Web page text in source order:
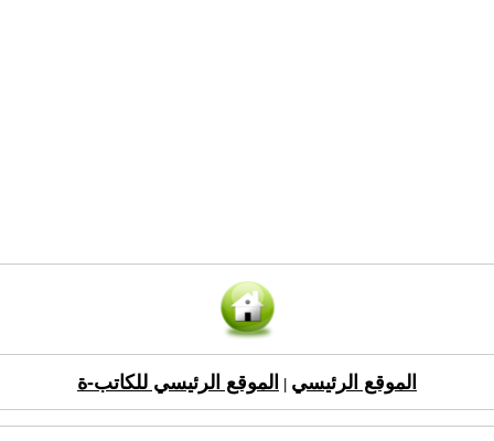
الموقع الرئيسي الموقع الرئيسي للكاتب-ة